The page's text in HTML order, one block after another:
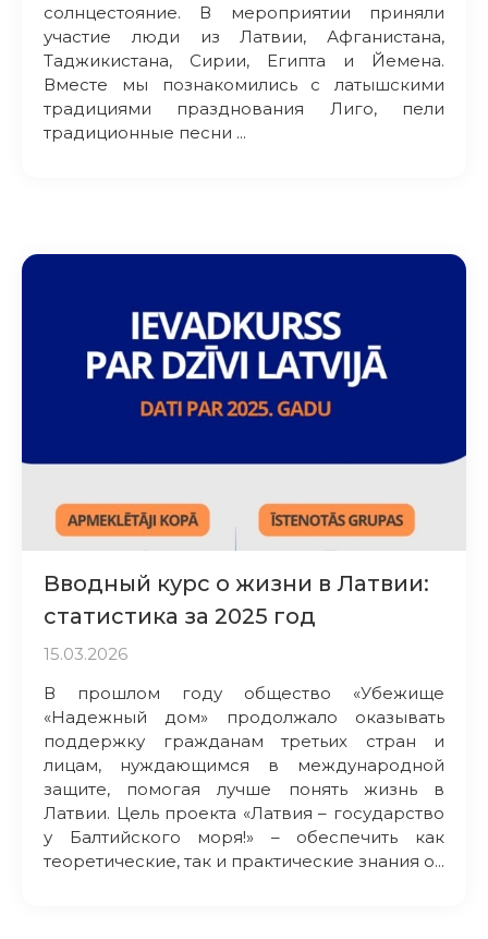
солнцестояние. В мероприятии приняли
участие люди из Латвии, Афганистана,
Таджикистана, Сирии, Египта и Йемена.
Вместе мы познакомились с латышскими
традициями празднования Лиго, пели
традиционные песни ...
Вводный курс о жизни в Латвии:
статистика за 2025 год
15.03.2026
В прошлом году общество «Убежище
«Надежный дом» продолжало оказывать
поддержку гражданам третьих стран и
лицам, нуждающимся в международной
защите, помогая лучше понять жизнь в
Латвии. Цель проекта «Латвия – государство
у Балтийского моря!» – обеспечить как
теоретические, так и практические знания о...